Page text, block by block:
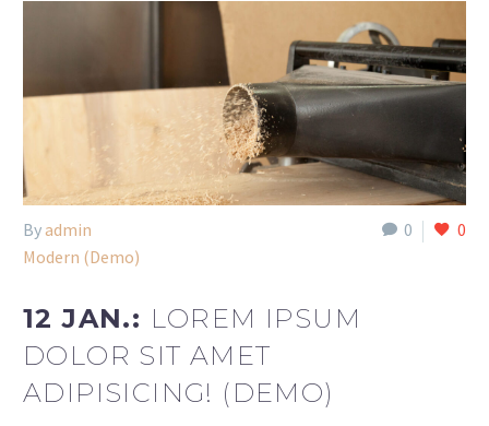
0 0
Byadmin
Modern (Demo)
12 JAN.: LOREM IPSUM
DOLOR SIT AMET
ADIPISICING! (DEMO)